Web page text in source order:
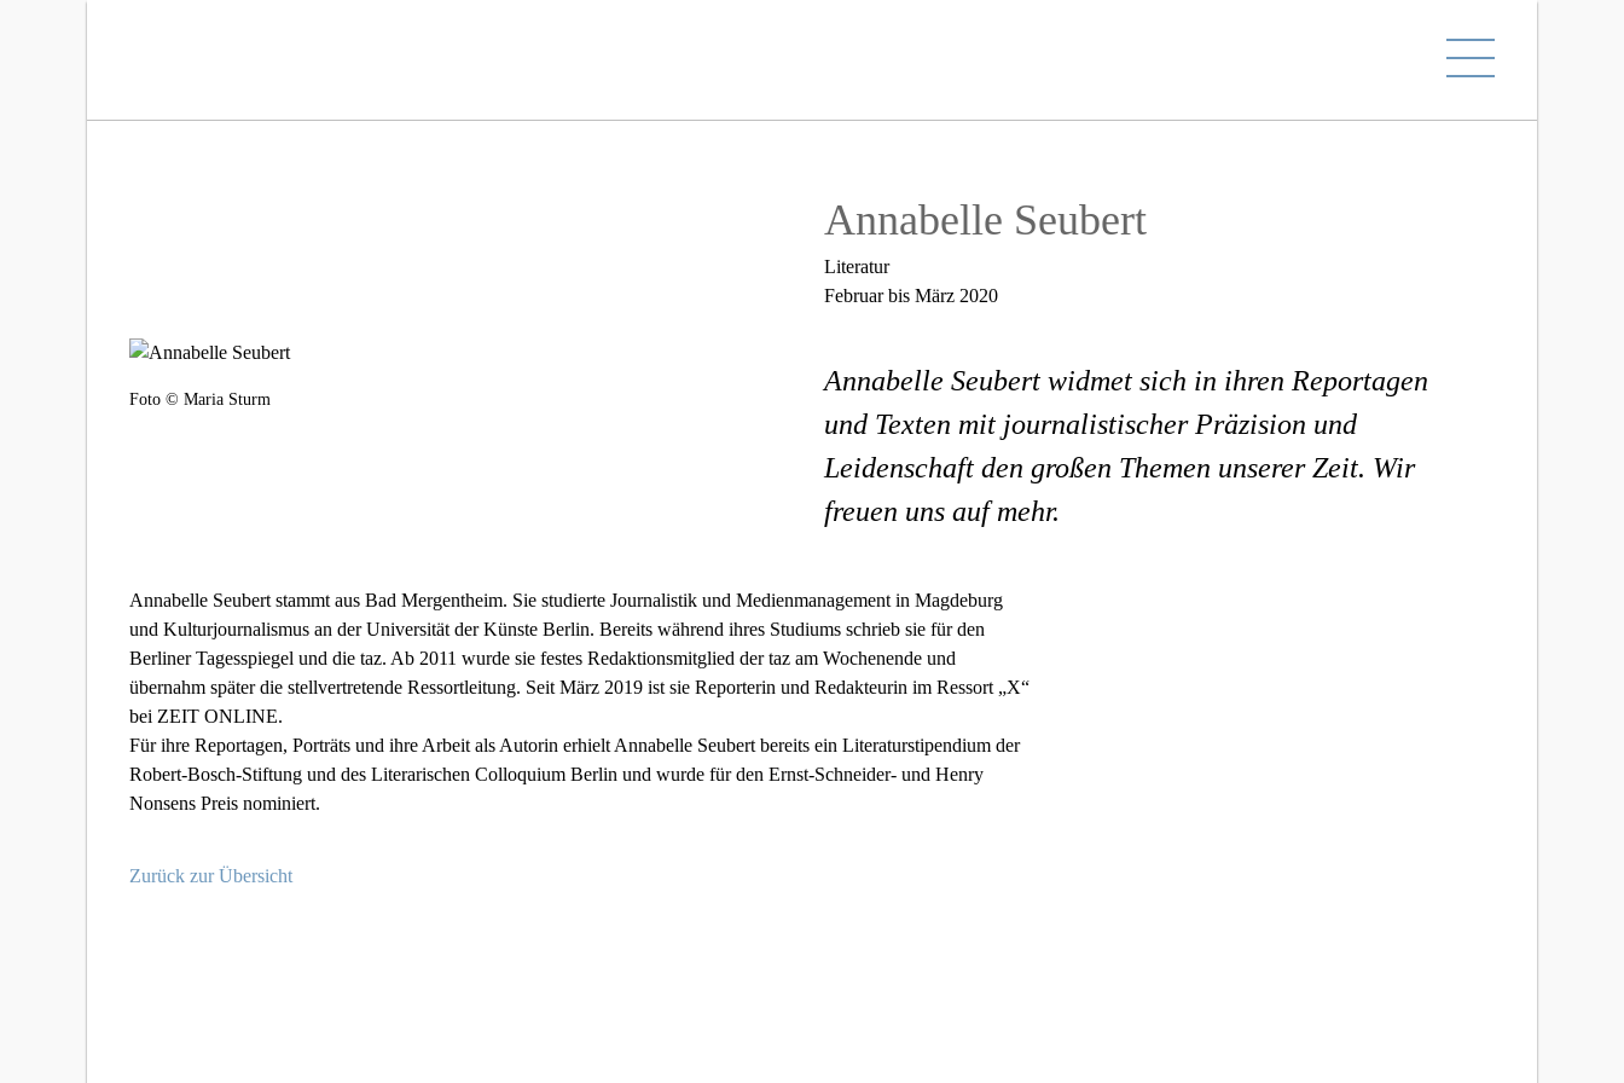
Annabelle Seubert
Literatur
Februar bis März 2020
Annabelle Seubert widmet sich in ihren Reportagen
und Texten mit journalistischer Präzision und
Leidenschaft den großen Themen unserer Zeit. Wir
freuen uns auf mehr.
Foto © Maria Sturm
Annabelle Seubert stammt aus Bad Mergentheim. Sie studierte Journalistik und Medienmanagement in Magdeburg
und Kulturjournalismus an der Universität der Künste Berlin. Bereits während ihres Studiums schrieb sie für den
Berliner Tagesspiegel und die taz. Ab 2011 wurde sie festes Redaktionsmitglied der taz am Wochenende und
übernahm später die stellvertretende Ressortleitung. Seit März 2019 ist sie Reporterin und Redakteurin im Ressort „X“
bei ZEIT ONLINE.
Für ihre Reportagen, Porträts und ihre Arbeit als Autorin erhielt Annabelle Seubert bereits ein Literaturstipendium der
Robert-Bosch-Stiftung und des Literarischen Colloquium Berlin und wurde für den Ernst-Schneider- und Henry
Nonsens Preis nominiert.
Zurück zur Übersicht